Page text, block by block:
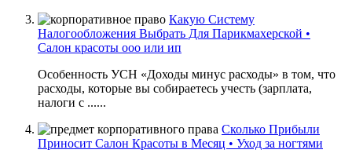
Какую Систему
Налогообложения Выбрать Для Парикмахерской •
Салон красоты ооо или ип
Особенность УСН «Доходы минус расходы» в том, что
расходы, которые вы собираетесь учесть (зарплата,
налоги с ......
Сколько Прибыли
Приносит Салон Красоты в Месяц • Уход за ногтями